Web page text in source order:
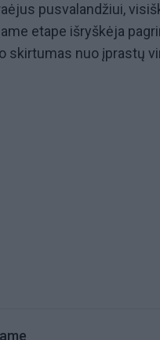
pusvalandžiui,
etape išryškėja
skirtumas nuo įprastų